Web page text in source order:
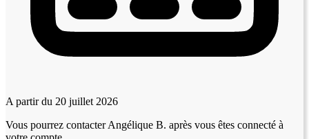
A partir du 20 juillet 2026
Vous pourrez contacter Angélique B. après vous êtes connecté à